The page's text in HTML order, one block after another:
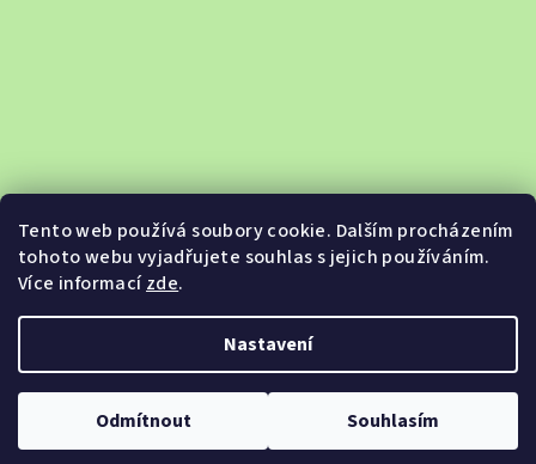
Tento web používá soubory cookie. Dalším procházením
tohoto webu vyjadřujete souhlas s jejich používáním.
Více informacízde.
Nastavení
Odmítnout Souhlasím
Sledovat na Instagramu
Jabkobazar.cz
Vytvořil Shoptet